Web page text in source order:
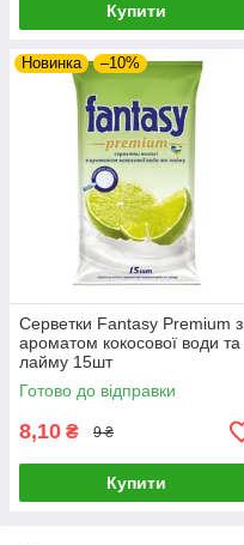
Купити
Новинка –10%
Серветки Fantasy Premium з
ароматом кокосової води та
лайму 15шт
Готово до відправки
8,10 ₴ 9 ₴
Купити